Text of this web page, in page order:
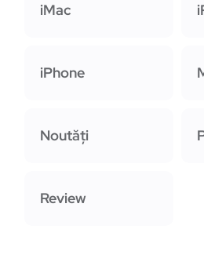
iMac
iPhone
Noutăți
Review